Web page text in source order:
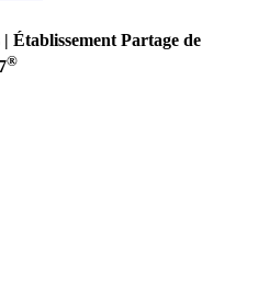
| Établissement Partage de
®